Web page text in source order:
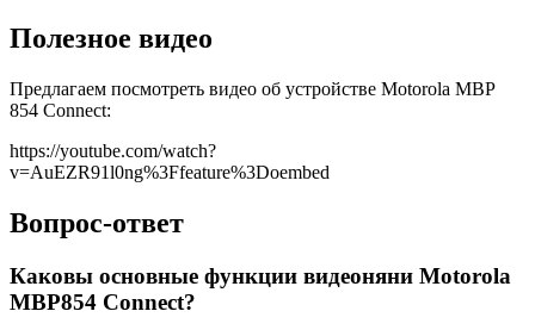
Полезное видео
Предлагаем посмотреть видео об устройстве Motorola MBP
854 Connect:
https://youtube.com/watch?
v=AuEZR91l0ng%3Ffeature%3Doembed
Вопрос-ответ
Каковы основные функции видеоняни Motorola
MBP854 Connect?